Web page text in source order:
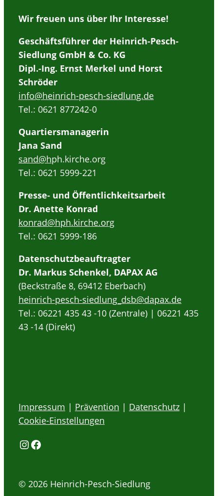
Wir freuen uns über Ihr Interesse!
Geschäftsführer der Heinrich-Pesch-
Siedlung GmbH & Co. KG
Dipl.-Ing. Ernst Merkel und Horst
Schröder
info@heinrich-pesch-siedlung.de
Tel.: 0621 877242-0
Quartiersmanagerin
Jana Sand
sand@hph.kirche.org
Tel.: 0621 5999-221
Presse- und Öffentlichkeitsarbeit
Dr. Anette Konrad
konrad@hph.kirche.org
Tel.: 0621 5999-186
Datenschutzbeauftragter
Dr. Markus Schenkel, DAPAX AG
(Beckstraße 8, 69412 Eberbach)
heinrich-pesch-siedlung_dsb@dapax.de
Tel.: 06221 435 43 -10 (Zentrale) | 06221 435
43 -14 (Direkt)
Impressum | Prävention | Datenschutz |
Cookie-Einstellungen
Instagram
Facebook
© 2026 Heinrich-Pesch-Siedlung